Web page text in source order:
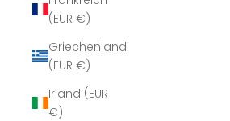
(EUR €)
Griechenland
(EUR €)
Irland (EUR
€)